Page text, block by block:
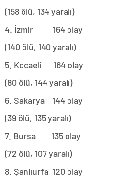
(158 ölü, 134 yaralı)
4. İzmir 164 olay
(140 ölü, 140 yaralı)
5. Kocaeli 164 olay
(80 ölü, 144 yaralı)
6. Sakarya 144 olay
(39 ölü, 135 yaralı)
7. Bursa 135 olay
(72 ölü, 107 yaralı)
8. Şanlıurfa 120 olay